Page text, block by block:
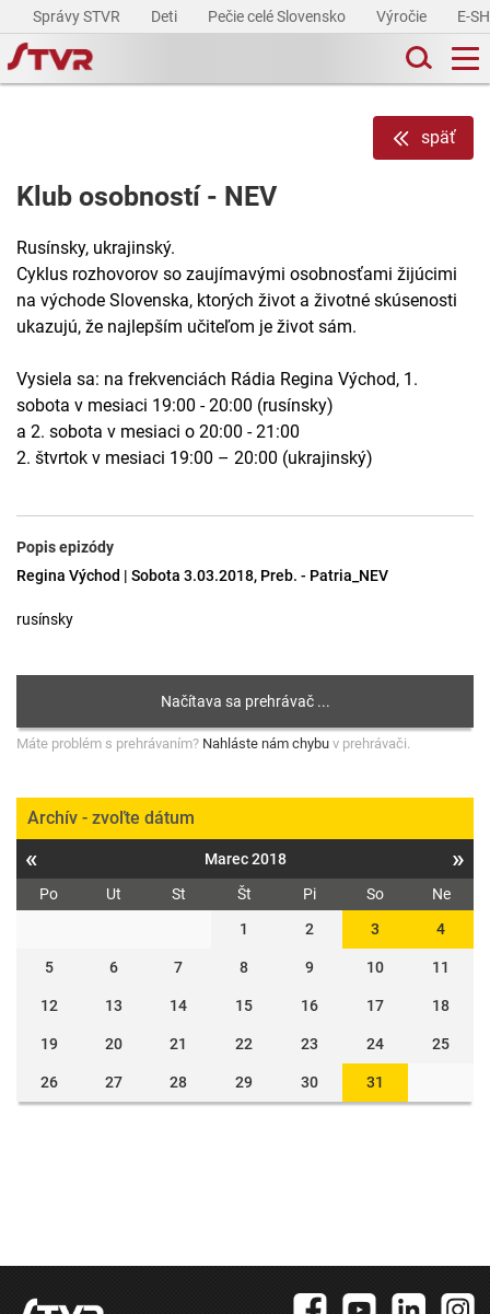
Správy STVR Deti Pečie celé Slovensko Výročie E-
späť
Klub osobností - NEV
Rusínsky, ukrajinský.
Cyklus rozhovorov so zaujímavými osobnosťami žijúcimi
na východe Slovenska, ktorých život a životné skúsenosti
ukazujú, že najlepším učiteľom je život sám.
Vysiela sa: na frekvenciách Rádia Regina Východ, 1.
sobota v mesiaci 19:00 - 20:00 (rusínsky)
a 2. sobota v mesiaci o 20:00 - 21:00
2. štvrtok v mesiaci 19:00 – 20:00 (ukrajinský)
Popis epizódy
Regina Východ | Sobota 3.03.2018, Preb. - Patria_NEV
rusínsky
Máte problém s prehrávaním? Nahláste nám chybu v prehrávači.
Archív - zvoľte dátum
« Marec 2018 »
Po Ut St Št Pi So
Ne
1
2 3 4
5 6 7 8 9 10 11
12 13 14 15 16 17 18
19 20 21 22 23 24 25
26 27 28 29 30 31